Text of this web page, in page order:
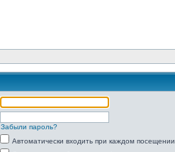
Забыли пароль?
Автоматически входить при каждом посещении